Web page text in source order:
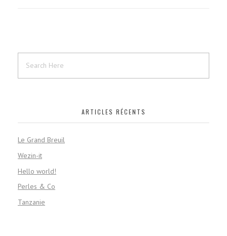
ARTICLES RÉCENTS
Le Grand Breuil
Wezin-it
Hello world!
Perles & Co
Tanzanie